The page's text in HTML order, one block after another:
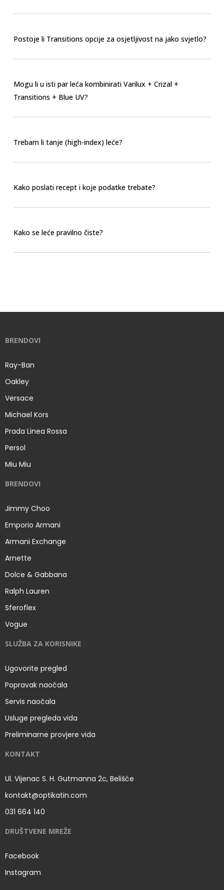
Postoje li Transitions opcije za osjetljivost na jako svjetlo?
Mogu li u isti par leća kombinirati Varilux + Crizal +
Transitions + Blue UV?
Trebam li tanje (high-index) leće?
Kako poslati recept i koje podatke trebate?
Kako se leće pravilno čiste?
BRENDOVI
Ray-Ban
Oakley
Versace
Michael Kors
Prada Linea Rossa
Persol
Miu Miu
BRENDOVI
Jimmy Choo
Emporio Armani
Armani Exchange
Arnette
Dolce & Gabbana
Ralph Lauren
Sferoflex
Vogue
SLUŽBA ZA KORISNIKE
Ugovorite pregled
Popravak naočala
Servis naočala
Usluge pregleda vida
Preliminarne provjere vida
KONTAKT
Ul. Vijenac S. H. Gutmanna 2c, Belišće
kontakt@optikatin.com
031 664 140
DRUŠTVENE MREŽE
Facebook
Instagram